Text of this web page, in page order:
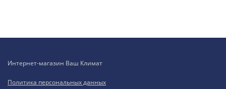
Интернет-магазин Ваш Климат
Политика персональных данных